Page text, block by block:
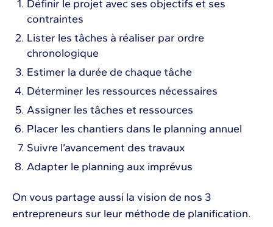
Définir le projet avec ses objectifs et ses
contraintes
Lister les tâches à réaliser par ordre
chronologique
Estimer la durée de chaque tâche
Déterminer les ressources nécessaires
Assigner les tâches et ressources
Placer les chantiers dans le planning annuel
Suivre l’avancement des travaux
Adapter le planning aux imprévus
On vous partage aussi la vision de nos 3
entrepreneurs sur leur méthode de planification.